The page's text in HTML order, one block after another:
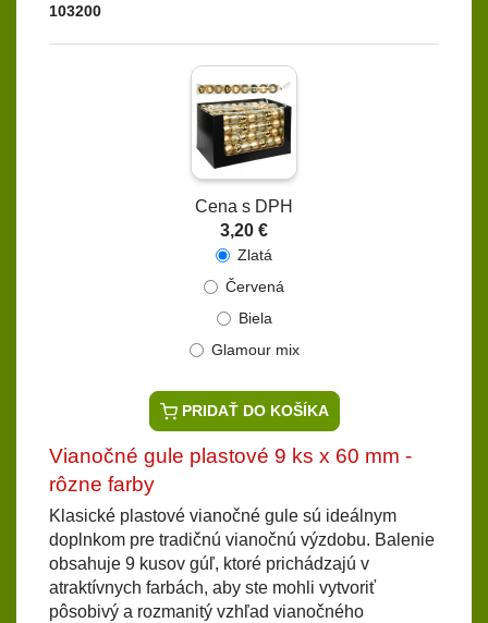
103200
Cena s DPH
3,20 €
Zlatá
Červená
Biela
Glamour mix
PRIDAŤ DO KOŠÍKA
Vianočné gule plastové 9 ks x 60 mm -
rôzne farby
Klasické plastové vianočné gule sú ideálnym
doplnkom pre tradičnú vianočnú výzdobu. Balenie
obsahuje 9 kusov gúľ, ktoré prichádzajú v
atraktívnych farbách, aby ste mohli vytvoriť
pôsobivý a rozmanitý vzhľad vianočného